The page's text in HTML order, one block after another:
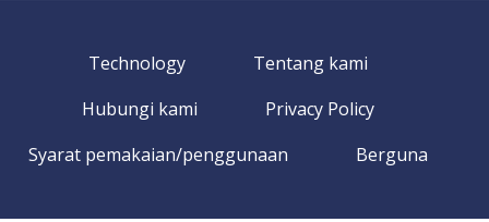
Technology
Tentang kami
Hubungi kami
Privacy Policy
Syarat pemakaian/penggunaan
Berguna